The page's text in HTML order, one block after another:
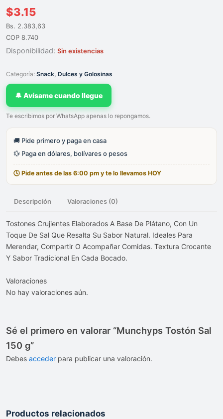
$3.15
Bs. 2.383,63
COP 8.740
Disponibilidad: Sin existencias
Categoría: Snack, Dulces y Golosinas
🔔 Avísame cuando llegue
Te escribimos por WhatsApp apenas lo repongamos.
🚚 Pide primero y paga en casa
💱 Paga en dólares, bolívares o pesos
🕓 Pide antes de las 6:00 pm y te lo llevamos HOY
Descripción Valoraciones (0)
Tostones Crujientes Elaborados A Base De Plátano, Con Un
Toque De Sal Que Resalta Su Sabor Natural. Ideales Para
Merendar, Compartir O Acompañar Comidas. Textura Crocante
Y Sabor Tradicional En Cada Bocado.
Valoraciones
No hay valoraciones aún.
Sé el primero en valorar “Munchyps Tostón Sal
150 g”
Debes acceder para publicar una valoración.
Productos relacionados